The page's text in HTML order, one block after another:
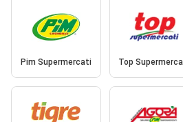
Pim Supermercati Top